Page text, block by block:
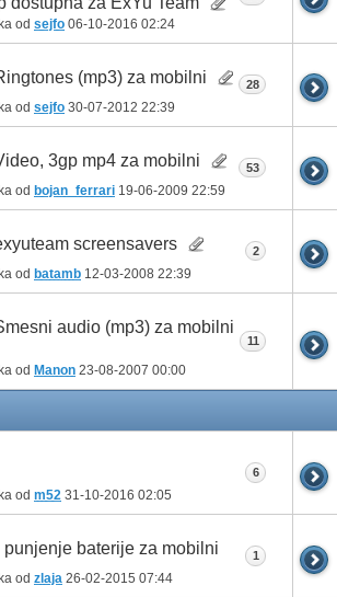
od sejfo 06-10-2016 02:24
(mp3) za mobilni
od sejfo 30-07-2012 22:39
28
3gp mp4 za mobilni
od bojan_ferrari 19-06-2009 22:59
53
screensavers
od batamb 12-03-2008 22:39
2
audio (mp3) za mobilni
od Manon 23-08-2007 00:00
11
od m52 31-10-2016 02:05
6
punjenje baterije za mobilni
od zlaja 26-02-2015 07:44
1